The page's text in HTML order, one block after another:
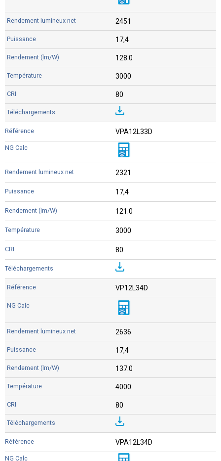
2451
17,4
128.0
3000
80
VPA12L33D
2321
17,4
121.0
3000
80
VP12L34D
2636
17,4
137.0
4000
80
VPA12L34D